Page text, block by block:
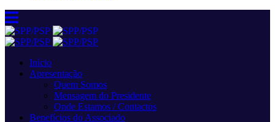
Início
Apresentação
Quem Somos
Mensagem do Presidente
Onde Estamos / Contactos
Benefícios do Associado